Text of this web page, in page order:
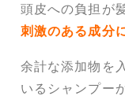
頭皮への負担が
刺激のある成分
余計な添加物を
いるシャンプー